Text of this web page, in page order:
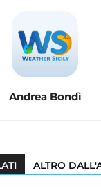
Andrea Bondì
ALTRO